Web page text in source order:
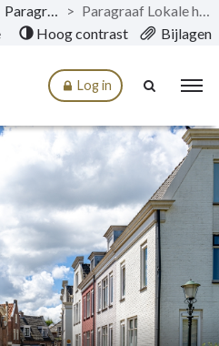
Paragrafen >
Paragraaf Lokale heffingen
Hoog contrast Bijlagen
Log in